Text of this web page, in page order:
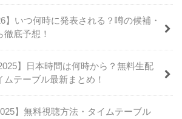
】いつ何時に発表される？噂の候補・
底予想！
】日本時間は何時から？無料生配
テーブル最新まとめ！
】無料視聴方法・タイムテーブル